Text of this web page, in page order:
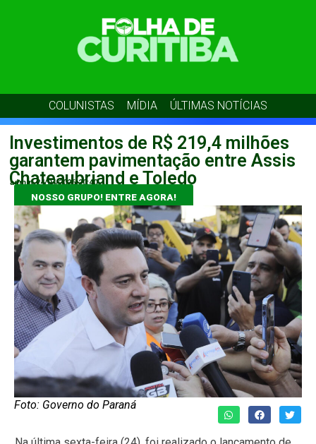
COLUNISTAS MÍDIA ÚLTIMAS NOTÍCIAS
Investimentos de R$ 219,4 milhões
garantem pavimentação entre Assis
Chateaubriand e Toledo
admin 24/04/2026 20:40
NOSSO GRUPO! ENTRE AGORA!
Foto: Governo do Paraná